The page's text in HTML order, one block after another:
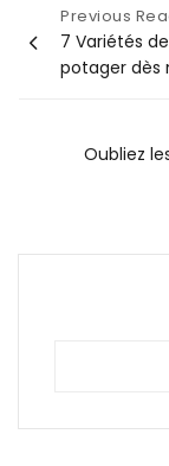
Navigation
de
l’article
Previous
7 Variétés
potager dès
Oubliez